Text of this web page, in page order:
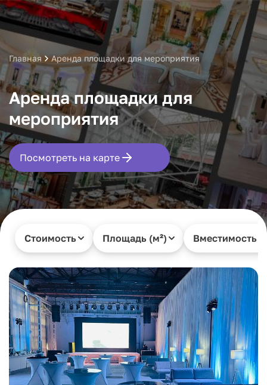
Главная Аренда площадки для мероприятия
Аренда площадки для
мероприятия
Посмотреть на карте
Стоимость Площадь (м²) Вместимость